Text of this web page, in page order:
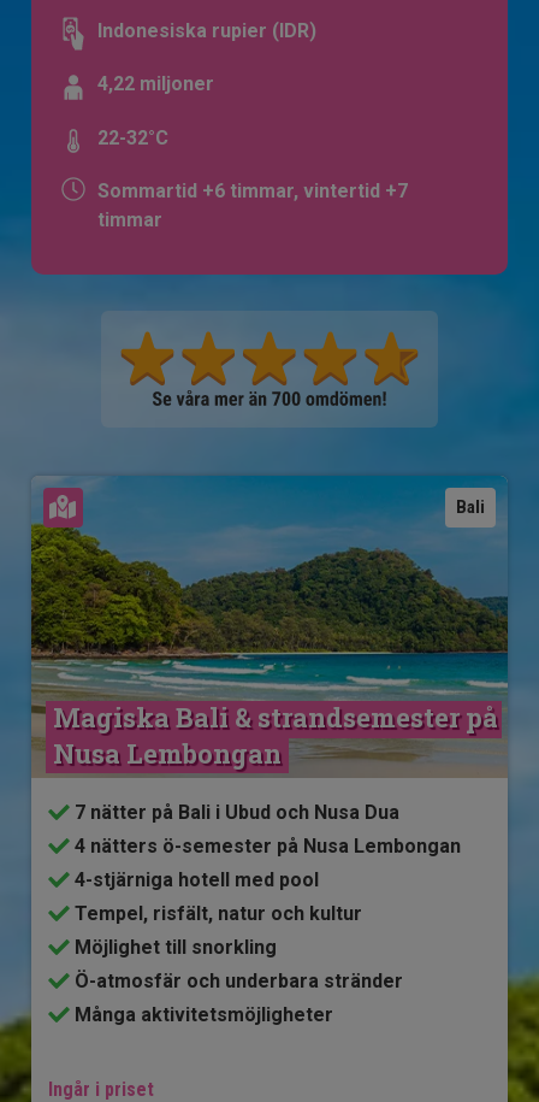
Indonesiska rupier (IDR)
4,22 miljoner
22-32°C
Sommartid +6 timmar, vintertid +7
timmar
Bali
Magiska Bali & strandsemester på
Nusa Lembongan
7 nätter på Bali i Ubud och Nusa Dua
4 nätters ö-semester på Nusa Lembongan
4-stjärniga hotell med pool
Tempel, risfält, natur och kultur
Möjlighet till snorkling
Ö-atmosfär och underbara stränder
Många aktivitetsmöjligheter
Ingår i priset